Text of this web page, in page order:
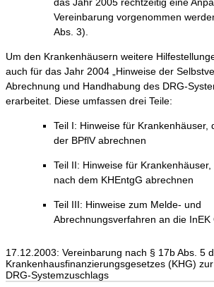
das Jahr 2005 rechtzeitig eine
Vereinbarung vorgenommen
Abs. 3).
Um den Krankenhäusern weitere
auch für das Jahr 2004 „Hinweise der
Abrechnung und Handhabung des DRG-
erarbeitet. Diese umfassen drei Teile:
Teil I: Hinweise für Krankenhäuser,
der BPflV abrechnen
Teil II: Hinweise für
nach dem KHEntgG abrechnen
Teil III: Hinweise zum Melde- und
Abrechnungsverfahren an die InEK
17.12.2003: Vereinbarung nach § 17b Abs. 5
Krankenhausfinanzierungsgesetzes (KHG)
DRG-Systemzuschlags